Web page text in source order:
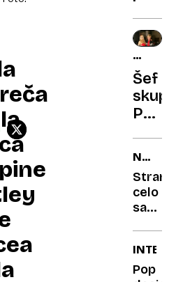
NOVICE
Šef
Pop
spal
z
več
kot
500
NE
celo
same
Pop